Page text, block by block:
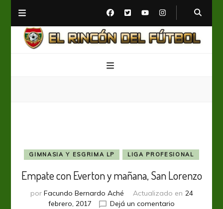
GIMNASIA Y ESGRIMA LP LIGA PROFESIONAL
Empate con Everton y mañana, San Lorenzo
por Facundo Bernardo Aché Actualizado en 24
febrero, 2017
Dejá un comentario